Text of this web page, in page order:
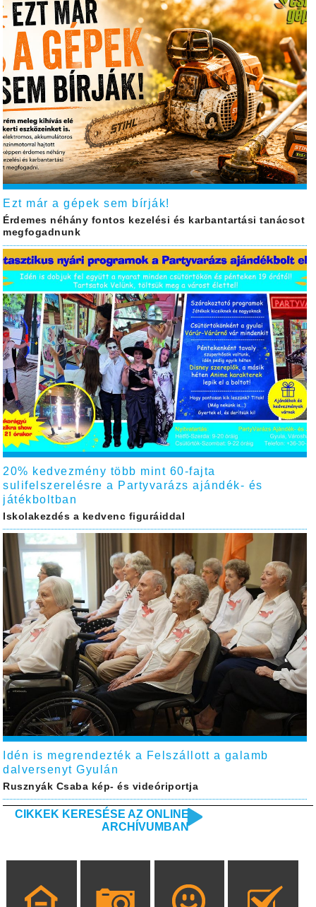
Ezt már a gépek sem bírják!
Érdemes néhány fontos kezelési és karbantartási tanácsot
megfogadnunk
20% kedvezmény több mint 60-fajta
sulifelszerelésre a Partyvarázs ajándék- és
játékboltban
Iskolakezdés a kedvenc figuráiddal
Idén is megrendezték a Felszállott a galamb
dalversenyt Gyulán
Rusznyák Csaba kép- és videóriportja
CIKKEK KERESÉSE AZ ONLINE
ARCHÍVUMBAN